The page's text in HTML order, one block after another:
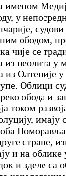
именом
у
ободом,
чије се
из неолита у
из Олтеније
Облици
обода и
током
имају
стране,
и на облике
и зделе са